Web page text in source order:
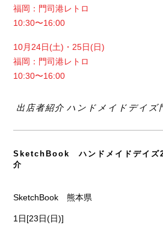
福岡：門司港レトロ
10:30〜16:00
10月24日(土)・25日(日)
福岡：門司港レトロ
10:30〜16:00
出店者紹介 ハンドメイドデイズ
SketchBook ハンドメイドデイズ
介
SketchBook 熊本県
1日[23日(日)]